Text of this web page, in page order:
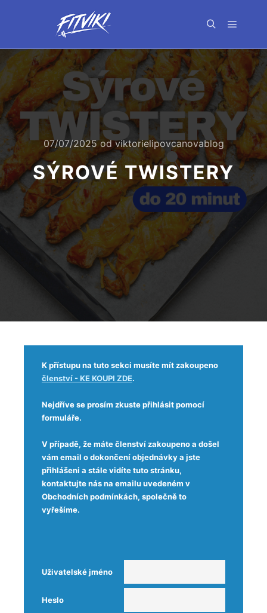
07/07/2025odviktorielipovcanovablog
SÝROVÉ TWISTERY
K přístupu na tuto sekci musíte mít zakoupeno
členství - KE KOUPI ZDE.
Nejdříve se prosím zkuste přihlásit pomocí
formuláře.
V případě, že máte členství zakoupeno a došel
vám email o dokončení objednávky a jste
přihlášeni a stále vidíte tuto stránku,
kontaktujte nás na emailu uvedeném v
Obchodních podmínkách, společně to
vyřešíme.
Uživatelské jméno
Heslo